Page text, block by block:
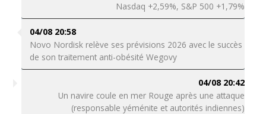
Nasdaq +2,59%, S&P 500 +1,79%
04/08 20:58
Novo Nordisk relève ses prévisions 2026 avec le succès
de son traitement anti-obésité Wegovy
04/08 20:42
Un navire coule en mer Rouge après une attaque
(responsable yéménite et autorités indiennes)